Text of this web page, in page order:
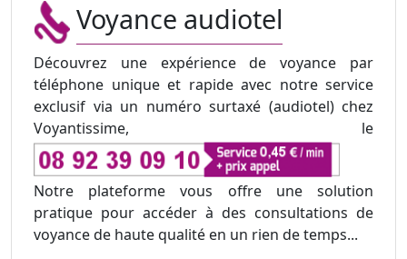
Voyance audiotel
Découvrez une expérience de voyance par
téléphone unique et rapide avec notre service
exclusif via un numéro surtaxé (audiotel) chez
Voyantissime, le
Notre plateforme vous offre une solution
pratique pour accéder à des consultations de
voyance de haute qualité en un rien de temps...